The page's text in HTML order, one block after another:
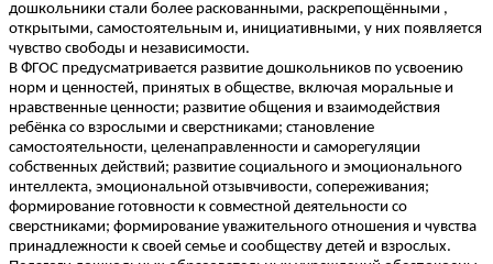
дошкольники стали более раскованными, раскрепощёнными ,
открытыми, самостоятельным и, инициативными, у них появляется
чувство свободы и независимости.
В ФГОС предусматривается развитие дошкольников по усвоению
норм и ценностей, принятых в обществе, включая моральные и
нравственные ценности; развитие общения и взаимодействия
ребёнка со взрослыми и сверстниками; становление
самостоятельности, целенаправленности и саморегуляции
собственных действий; развитие социального и эмоционального
интеллекта, эмоциональной отзывчивости, сопереживания;
формирование готовности к совместной деятельности со
сверстниками; формирование уважительного отношения и чувства
принадлежности к своей семье и сообществу детей и взрослых.